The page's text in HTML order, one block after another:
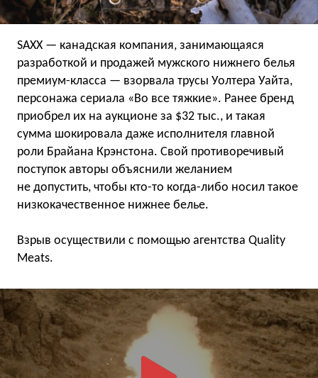
SAXX — канадская компания, занимающаяся
разработкой и продажей мужского нижнего белья
премиум-класса — взорвала трусы Уолтера Уайта,
персонажа сериала «Во все тяжкие». Ранее бренд
приобрел их на аукционе за $32 тыс., и такая
сумма шокировала даже исполнителя главной
роли Брайана Крэнстона. Свой противоречивый
поступок авторы объяснили желанием
не допустить, чтобы кто-то когда-либо носил такое
низкокачественное нижнее белье.
Взрыв осуществили с помощью агентства Quality
Meats.